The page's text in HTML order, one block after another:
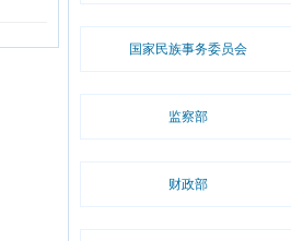
国家民族事务委员会
监察部
财政部